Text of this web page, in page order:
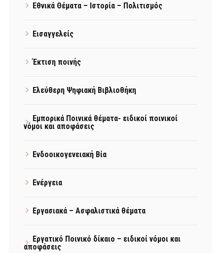
Εθνικά Θέματα – Ιστορία – Πολιτισμός
Εισαγγελείς
Έκτιση ποινής
Ελεύθερη Ψηφιακή Βιβλιοθήκη
Εμπορικά Ποινικά θέματα- ειδικοί ποινικοί
νόμοι και αποφάσεις
Ενδοοικογενειακή Βία
Ενέργεια
Εργασιακά – Ασφαλιστικά θέματα
Εργατικό Ποινικό δίκαιο – ειδικοί νόμοι και
αποφάσεις